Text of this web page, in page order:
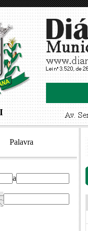
Palavra
a